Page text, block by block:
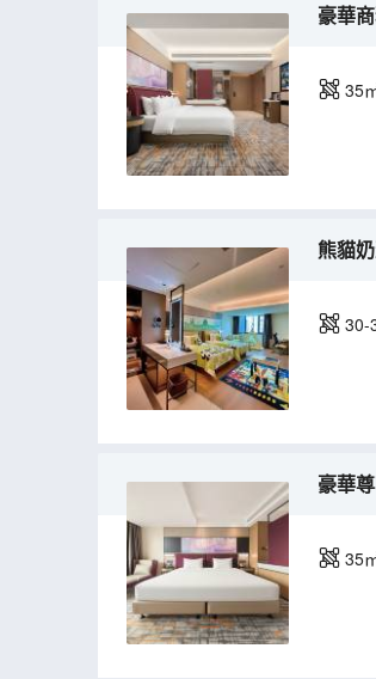
豪華
35
熊貓
30-
豪華
35